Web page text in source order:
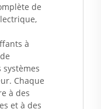
de
à
Chaque
à des
et à des